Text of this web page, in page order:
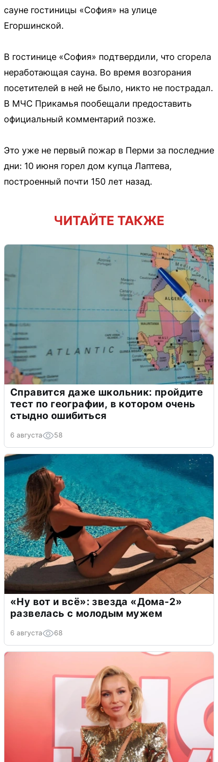
сауне гостиницы «София» на улице
Егоршинской.
В гостинице «София» подтвердили, что сгорела
неработающая сауна. Во время возгорания
посетителей в ней не было, никто не пострадал.
В МЧС Прикамья пообещали предоставить
официальный комментарий позже.
Это уже не первый пожар в Перми за последние
дни: 10 июня горел дом купца Лаптева,
построенный почти 150 лет назад.
ЧИТАЙТЕ ТАКЖЕ
Справится даже школьник: пройдите
тест по географии, в котором очень
стыдно ошибиться
6 августа 58
«Ну вот и всё»: звезда «Дома-2»
развелась с молодым мужем
6 августа 68